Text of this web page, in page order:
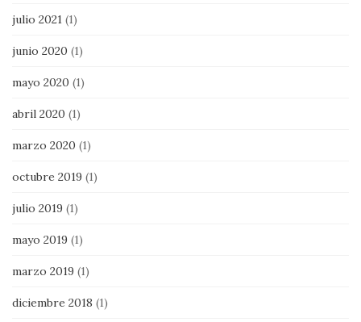
julio 2021 (1)
junio 2020 (1)
mayo 2020 (1)
abril 2020 (1)
marzo 2020 (1)
octubre 2019 (1)
julio 2019 (1)
mayo 2019 (1)
marzo 2019 (1)
diciembre 2018 (1)